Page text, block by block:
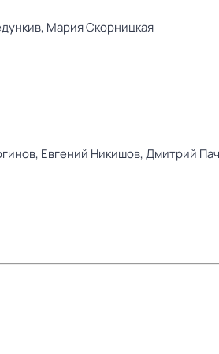
Мария Скорницкая
Евгений Никишов,Дмитрий